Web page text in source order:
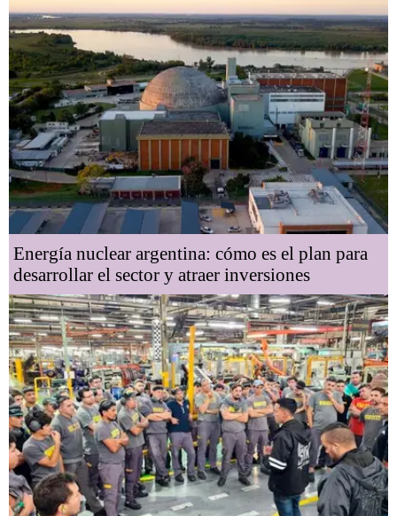
Energía nuclear argentina: cómo es el plan para
desarrollar el sector y atraer inversiones